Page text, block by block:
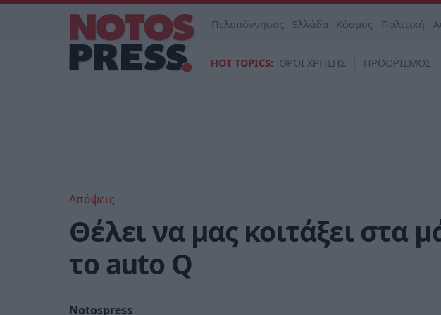
Πελοπόννησος Ελλάδα Κόσμος Πολιτική
HOT TOPICS: ΟΡΟΙ ΧΡΗΣΗΣ ΠΡΟΟΡΙΣΜΟΣ
Απόψεις
Θέλει να μας κοιτάξει στα
το auto Q
Notospress